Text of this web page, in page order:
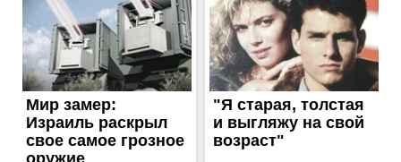
Как жители Никополя
бегут от проливного
дождя под
разноцветными зонтами
Опубліковано 06.07.2018